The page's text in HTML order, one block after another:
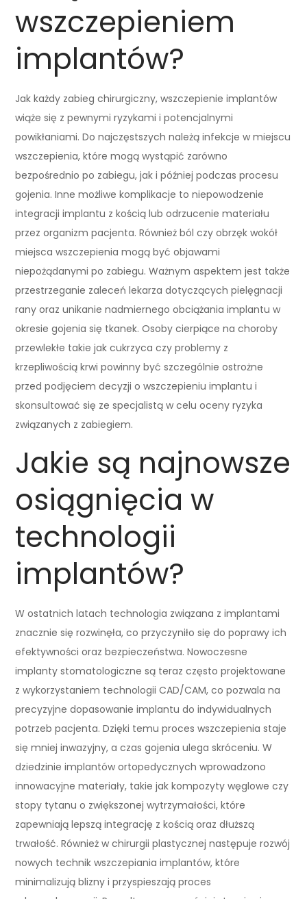
wszczepieniem
implantów?
Jak każdy zabieg chirurgiczny, wszczepienie implantów
wiąże się z pewnymi ryzykami i potencjalnymi
powikłaniami. Do najczęstszych należą infekcje w miejscu
wszczepienia, które mogą wystąpić zarówno
bezpośrednio po zabiegu, jak i później podczas procesu
gojenia. Inne możliwe komplikacje to niepowodzenie
integracji implantu z kością lub odrzucenie materiału
przez organizm pacjenta. Również ból czy obrzęk wokół
miejsca wszczepienia mogą być objawami
niepożądanymi po zabiegu. Ważnym aspektem jest także
przestrzeganie zaleceń lekarza dotyczących pielęgnacji
rany oraz unikanie nadmiernego obciążania implantu w
okresie gojenia się tkanek. Osoby cierpiące na choroby
przewlekłe takie jak cukrzyca czy problemy z
krzepliwością krwi powinny być szczególnie ostrożne
przed podjęciem decyzji o wszczepieniu implantu i
skonsultować się ze specjalistą w celu oceny ryzyka
związanych z zabiegiem.
Jakie są najnowsze
osiągnięcia w
technologii
implantów?
W ostatnich latach technologia związana z implantami
znacznie się rozwinęła, co przyczyniło się do poprawy ich
efektywności oraz bezpieczeństwa. Nowoczesne
implanty stomatologiczne są teraz często projektowane
z wykorzystaniem technologii CAD/CAM, co pozwala na
precyzyjne dopasowanie implantu do indywidualnych
potrzeb pacjenta. Dzięki temu proces wszczepienia staje
się mniej inwazyjny, a czas gojenia ulega skróceniu. W
dziedzinie implantów ortopedycznych wprowadzono
innowacyjne materiały, takie jak kompozyty węglowe czy
stopy tytanu o zwiększonej wytrzymałości, które
zapewniają lepszą integrację z kością oraz dłuższą
trwałość. Również w chirurgii plastycznej następuje rozwój
nowych technik wszczepiania implantów, które
minimalizują blizny i przyspieszają proces